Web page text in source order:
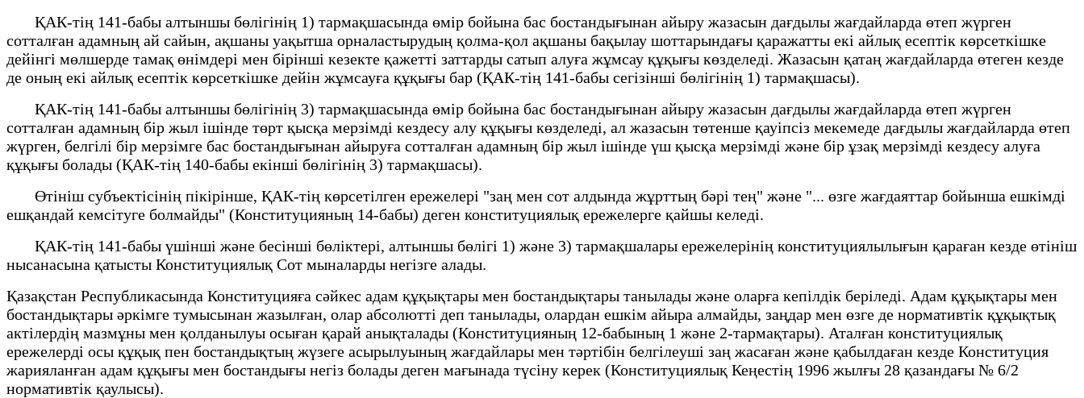
ҚАК-тің 141-бабы алтыншы бөлігінің 1) тармақшасында өмiр бойына бас бостандығынан айыру жазасын дағдылы жағдайларда өтеп жүрген
сотталған адамның ай сайын, ақшаны уақытша орналастырудың қолма-қол ақшаны бақылау шоттарындағы қаражатты екі айлық есептік көрсеткішке
дейінгі мөлшерде тамақ өнімдері мен бiрiншi кезекте қажетті заттарды сатып алуға жұмсау құқығы көзделеді. Жазасын қатаң жағдайларда өтеген кезде
де оның екі айлық есептік көрсеткішке дейін жұмсауға құқығы бар (ҚАК-тің 141-бабы сегізінші бөлігінің 1) тармақшасы).
ҚАК-тің 141-бабы алтыншы бөлігінің 3) тармақшасында өмiр бойына бас бостандығынан айыру жазасын дағдылы жағдайларда өтеп жүрген
сотталған адамның бір жыл ішінде төрт қысқа мерзімді кездесу алу құқығы көзделеді, ал жазасын төтенше қауіпсіз мекемеде дағдылы жағдайларда өтеп
жүрген, белгілі бір мерзімге бас бостандығынан айыруға сотталған адамның бір жыл ішінде үш қысқа мерзімді және бір ұзақ мерзімді кездесу алуға
құқығы болады (ҚАК-тің 140-бабы екінші бөлігінің 3) тармақшасы).
Өтініш субъектісінің пікірінше, ҚАК-тің көрсетілген ережелері "заң мен сот алдында жұрттың бәрі тең" және "... өзге жағдаяттар бойынша ешкімді
ешқандай кемсітуге болмайды" (Конституцияның 14-бабы) деген конституциялық ережелерге қайшы келеді.
ҚАК-тің 141-бабы үшінші және бесінші бөліктері, алтыншы бөлігі 1) және 3) тармақшалары ережелерінің конституциялылығын қараған кезде өтініш
нысанасына қатысты Конституциялық Сот мыналарды негізге алады.
Қазақстан Республикасында Конституцияға сәйкес адам құқықтары мен бостандықтары танылады және оларға кепілдік беріледі. Адам құқықтары мен
бостандықтары әркімге тумысынан жазылған, олар абсолютті деп танылады, олардан ешкім айыра алмайды, заңдар мен өзге де нормативтік құқықтық
актілердің мазмұны мен қолданылуы осыған қарай анықталады (Конституцияның 12-бабының 1 және 2-тармақтары). Аталған конституциялық
ережелерді осы құқық пен бостандықтың жүзеге асырылуының жағдайлары мен тәртiбiн белгiлеушi заң жасаған және қабылдаған кезде Конституция
жарияланған адам құқығы мен бостандығы негiз болады деген мағынада түсiну керек (Конституциялық Кеңестің 1996 жылғы 28 қазандағы № 6/2
нормативтік қаулысы).